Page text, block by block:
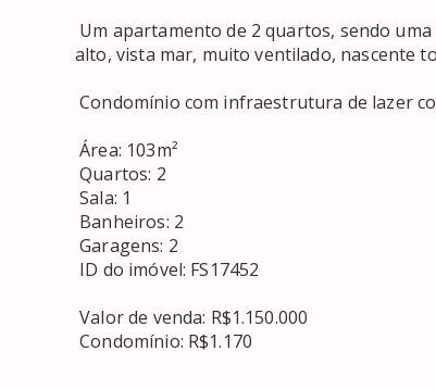
alto, vista mar, muito ventilado, nascente
Condomínio com infraestrutura de lazer com piscina, academia, salão de festa e espaço gourmet.
Área: 103m²
Quartos: 2
Sala: 1
Garagens: 2
Valor de venda: R$1.150.000
Condomínio: R$1.170